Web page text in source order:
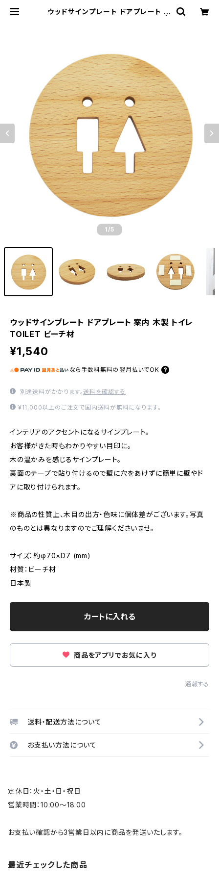
ウッドサインプレート ドアプレート 案
1 /5
ウッドサインプレート ドアプレート 案内 木製 トイレ
TOILET ビーチ材
¥1,540
なら 手数料無料の 翌月払いでOK
別途送料がかかります。送料を確認する
¥11,000以上のご注文で国内送料が無料になります。
インテリアのアクセントになるサインプレート。
お客様がきた時もわかりやすい目印に。
木の温かみを感じるサインプレート。
裏面のテープで貼り付けるので壁に穴をあけずに簡単に壁やド
アに取り付けられます。
※商品の性質上、木目の出方・色味に個体差がございます。写真
のものとは異なりますのでご理解くださいませ。
サイズ：約φ70×D7 (mm)
材質：ビーチ材
日本製
カートに入れる
商品をアプリでお気に入り
通報する
送料・配送方法について
お支払い方法について
定休日：火・土・日・祝日
営業時間：10:00～18:00
お支払い確認から3営業日以内に商品を発送いたします。
最近チェックした商品